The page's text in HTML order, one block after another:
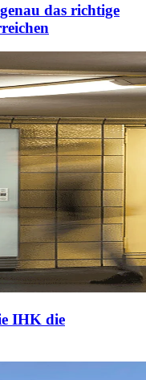
das richtige
IHK die